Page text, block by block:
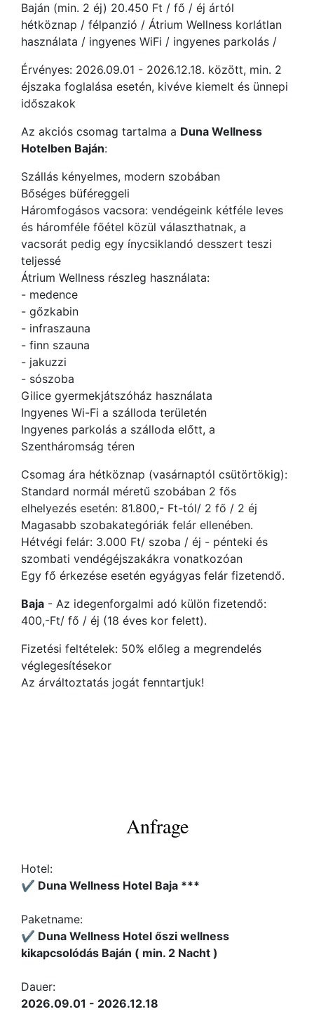
Baján (min. 2 éj) 20.450 Ft / fő / éj ártól
hétköznap / félpanzió / Átrium Wellness korlátlan
használata / ingyenes WiFi / ingyenes parkolás /
Érvényes: 2026.09.01 - 2026.12.18. között, min. 2
éjszaka foglalása esetén, kivéve kiemelt és ünnepi
időszakok
Az akciós csomag tartalma a Duna Wellness
Hotelben Baján:
Szállás kényelmes, modern szobában
Bőséges büféreggeli
Háromfogásos vacsora: vendégeink kétféle leves
és háromféle főétel közül választhatnak, a
vacsorát pedig egy ínycsiklandó desszert teszi
teljessé
Átrium Wellness részleg használata:
- medence
- gőzkabin
- infraszauna
- finn szauna
- jakuzzi
- sószoba
Gilice gyermekjátszóház használata
Ingyenes Wi-Fi a szálloda területén
Ingyenes parkolás a szálloda előtt, a
Szentháromság téren
Csomag ára hétköznap (vasárnaptól csütörtökig):
Standard normál méretű szobában 2 fős
elhelyezés esetén: 81.800,- Ft-tól/ 2 fő / 2 éj
Magasabb szobakategóriák felár ellenében.
Hétvégi felár: 3.000 Ft/ szoba / éj - pénteki és
szombati vendégéjszakákra vonatkozóan
Egy fő érkezése esetén egyágyas felár fizetendő.
Baja - Az idegenforgalmi adó külön fizetendő:
400,-Ft/ fő / éj (18 éves kor felett).
Fizetési feltételek: 50% előleg a megrendelés
véglegesítésekor
Az árváltoztatás jogát fenntartjuk!
Anfrage
Hotel:
✔️ Duna Wellness Hotel Baja ***
Paketname:
✔️ Duna Wellness Hotel őszi wellness
kikapcsolódás Baján ( min. 2 Nacht )
Dauer:
2026.09.01 - 2026.12.18